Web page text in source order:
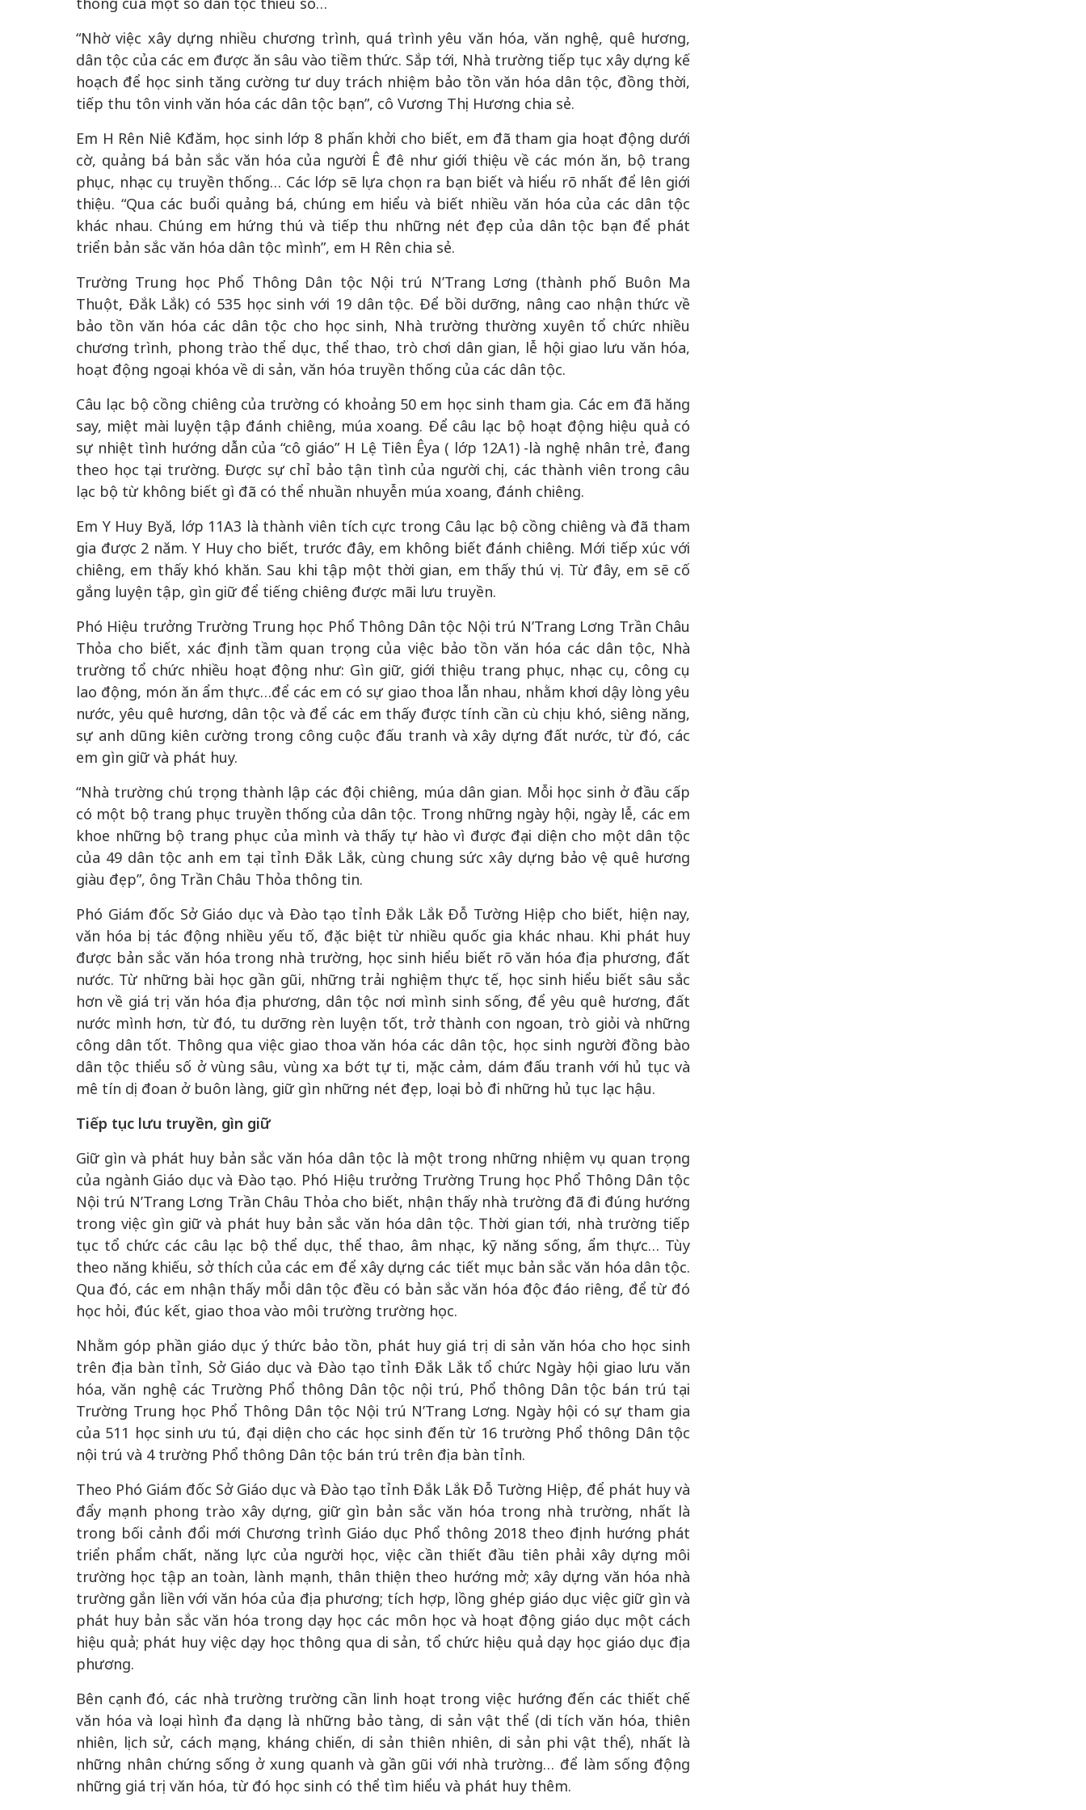
“Nhờ việc xây dựng nhiều chương trình, quá trình yêu văn hóa, văn nghệ, quê hương,
dân tộc của các em được ăn sâu vào tiềm thức. Sắp tới, Nhà trường tiếp tục xây dựng kế
hoạch để học sinh tăng cường tư duy trách nhiệm bảo tồn văn hóa dân tộc, đồng thời,
tiếp thu tôn vinh văn hóa các dân tộc bạn”, cô Vương Thị Hương chia sẻ.
Em H Rên Niê Kđăm, học sinh lớp 8 phấn khởi cho biết, em đã tham gia hoạt động dưới
cờ, quảng bá bản sắc văn hóa của người Ê đê như giới thiệu về các món ăn, bộ trang
phục, nhạc cụ truyền thống… Các lớp sẽ lựa chọn ra bạn biết và hiểu rõ nhất để lên giới
thiệu. “Qua các buổi quảng bá, chúng em hiểu và biết nhiều văn hóa của các dân tộc
khác nhau. Chúng em hứng thú và tiếp thu những nét đẹp của dân tộc bạn để phát
triển bản sắc văn hóa dân tộc mình”, em H Rên chia sẻ.
Trường Trung học Phổ Thông Dân tộc Nội trú N’Trang Lơng (thành phố Buôn Ma
Thuột, Đắk Lắk) có 535 học sinh với 19 dân tộc. Để bồi dưỡng, nâng cao nhận thức về
bảo tồn văn hóa các dân tộc cho học sinh, Nhà trường thường xuyên tổ chức nhiều
chương trình, phong trào thể dục, thể thao, trò chơi dân gian, lễ hội giao lưu văn hóa,
hoạt động ngoại khóa về di sản, văn hóa truyền thống của các dân tộc.
Câu lạc bộ cồng chiêng của trường có khoảng 50 em học sinh tham gia. Các em đã hăng
say, miệt mài luyện tập đánh chiêng, múa xoang. Để câu lạc bộ hoạt động hiệu quả có
sự nhiệt tình hướng dẫn của “cô giáo” H Lệ Tiên Êya ( lớp 12A1) -là nghệ nhân trẻ, đang
theo học tại trường. Được sự chỉ bảo tận tình của người chị, các thành viên trong câu
lạc bộ từ không biết gì đã có thể nhuần nhuyễn múa xoang, đánh chiêng.
Em Y Huy Byă, lớp 11A3 là thành viên tích cực trong Câu lạc bộ cồng chiêng và đã tham
gia được 2 năm. Y Huy cho biết, trước đây, em không biết đánh chiêng. Mới tiếp xúc với
chiêng, em thấy khó khăn. Sau khi tập một thời gian, em thấy thú vị. Từ đây, em sẽ cố
gắng luyện tập, gìn giữ để tiếng chiêng được mãi lưu truyền.
Phó Hiệu trưởng Trường Trung học Phổ Thông Dân tộc Nội trú N’Trang Lơng Trần Châu
Thỏa cho biết, xác định tầm quan trọng của việc bảo tồn văn hóa các dân tộc, Nhà
trường tổ chức nhiều hoạt động như: Gìn giữ, giới thiệu trang phục, nhạc cụ, công cụ
lao động, món ăn ẩm thực…để các em có sự giao thoa lẫn nhau, nhằm khơi dậy lòng yêu
nước, yêu quê hương, dân tộc và để các em thấy được tính cần cù chịu khó, siêng năng,
sự anh dũng kiên cường trong công cuộc đấu tranh và xây dựng đất nước, từ đó, các
em gìn giữ và phát huy.
“Nhà trường chú trọng thành lập các đội chiêng, múa dân gian. Mỗi học sinh ở đầu cấp
có một bộ trang phục truyền thống của dân tộc. Trong những ngày hội, ngày lễ, các em
khoe những bộ trang phục của mình và thấy tự hào vì được đại diện cho một dân tộc
của 49 dân tộc anh em tại tỉnh Đắk Lắk, cùng chung sức xây dựng bảo vệ quê hương
giàu đẹp”, ông Trần Châu Thỏa thông tin.
Phó Giám đốc Sở Giáo dục và Đào tạo tỉnh Đắk Lắk Đỗ Tường Hiệp cho biết, hiện nay,
văn hóa bị tác động nhiều yếu tố, đặc biệt từ nhiều quốc gia khác nhau. Khi phát huy
được bản sắc văn hóa trong nhà trường, học sinh hiểu biết rõ văn hóa địa phương, đất
nước. Từ những bài học gần gũi, những trải nghiệm thực tế, học sinh hiểu biết sâu sắc
hơn về giá trị văn hóa địa phương, dân tộc nơi mình sinh sống, để yêu quê hương, đất
nước mình hơn, từ đó, tu dưỡng rèn luyện tốt, trở thành con ngoan, trò giỏi và những
công dân tốt. Thông qua việc giao thoa văn hóa các dân tộc, học sinh người đồng bào
dân tộc thiểu số ở vùng sâu, vùng xa bớt tự ti, mặc cảm, dám đấu tranh với hủ tục và
mê tín dị đoan ở buôn làng, giữ gìn những nét đẹp, loại bỏ đi những hủ tục lạc hậu.
Tiếp tục lưu truyền, gìn giữ
Giữ gìn và phát huy bản sắc văn hóa dân tộc là một trong những nhiệm vụ quan trọng
của ngành Giáo dục và Đào tạo. Phó Hiệu trưởng Trường Trung học Phổ Thông Dân tộc
Nội trú N’Trang Lơng Trần Châu Thỏa cho biết, nhận thấy nhà trường đã đi đúng hướng
trong việc gìn giữ và phát huy bản sắc văn hóa dân tộc. Thời gian tới, nhà trường tiếp
tục tổ chức các câu lạc bộ thể dục, thể thao, âm nhạc, kỹ năng sống, ẩm thực… Tùy
theo năng khiếu, sở thích của các em để xây dựng các tiết mục bản sắc văn hóa dân tộc.
Qua đó, các em nhận thấy mỗi dân tộc đều có bản sắc văn hóa độc đáo riêng, để từ đó
học hỏi, đúc kết, giao thoa vào môi trường trường học.
Nhằm góp phần giáo dục ý thức bảo tồn, phát huy giá trị di sản văn hóa cho học sinh
trên địa bàn tỉnh, Sở Giáo dục và Đào tạo tỉnh Đắk Lắk tổ chức Ngày hội giao lưu văn
hóa, văn nghệ các Trường Phổ thông Dân tộc nội trú, Phổ thông Dân tộc bán trú tại
Trường Trung học Phổ Thông Dân tộc Nội trú N’Trang Lơng. Ngày hội có sự tham gia
của 511 học sinh ưu tú, đại diện cho các học sinh đến từ 16 trường Phổ thông Dân tộc
nội trú và 4 trường Phổ thông Dân tộc bán trú trên địa bàn tỉnh.
Theo Phó Giám đốc Sở Giáo dục và Đào tạo tỉnh Đắk Lắk Đỗ Tường Hiệp, để phát huy và
đẩy mạnh phong trào xây dựng, giữ gìn bản sắc văn hóa trong nhà trường, nhất là
trong bối cảnh đổi mới Chương trình Giáo dục Phổ thông 2018 theo định hướng phát
triển phẩm chất, năng lực của người học, việc cần thiết đầu tiên phải xây dựng môi
trường học tập an toàn, lành mạnh, thân thiện theo hướng mở; xây dựng văn hóa nhà
trường gắn liền với văn hóa của địa phương; tích hợp, lồng ghép giáo dục việc giữ gìn và
phát huy bản sắc văn hóa trong dạy học các môn học và hoạt động giáo dục một cách
hiệu quả; phát huy việc dạy học thông qua di sản, tổ chức hiệu quả dạy học giáo dục địa
phương.
Bên cạnh đó, các nhà trường trường cần linh hoạt trong việc hướng đến các thiết chế
văn hóa và loại hình đa dạng là những bảo tàng, di sản vật thể (di tích văn hóa, thiên
nhiên, lịch sử, cách mạng, kháng chiến, di sản thiên nhiên, di sản phi vật thể), nhất là
những nhân chứng sống ở xung quanh và gần gũi với nhà trường… để làm sống động
những giá trị văn hóa, từ đó học sinh có thể tìm hiểu và phát huy thêm.